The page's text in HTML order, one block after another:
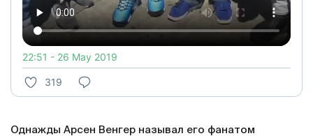
22:51 - 26 May 2019
319
Однажды Арсен Венгер называл его фанатом